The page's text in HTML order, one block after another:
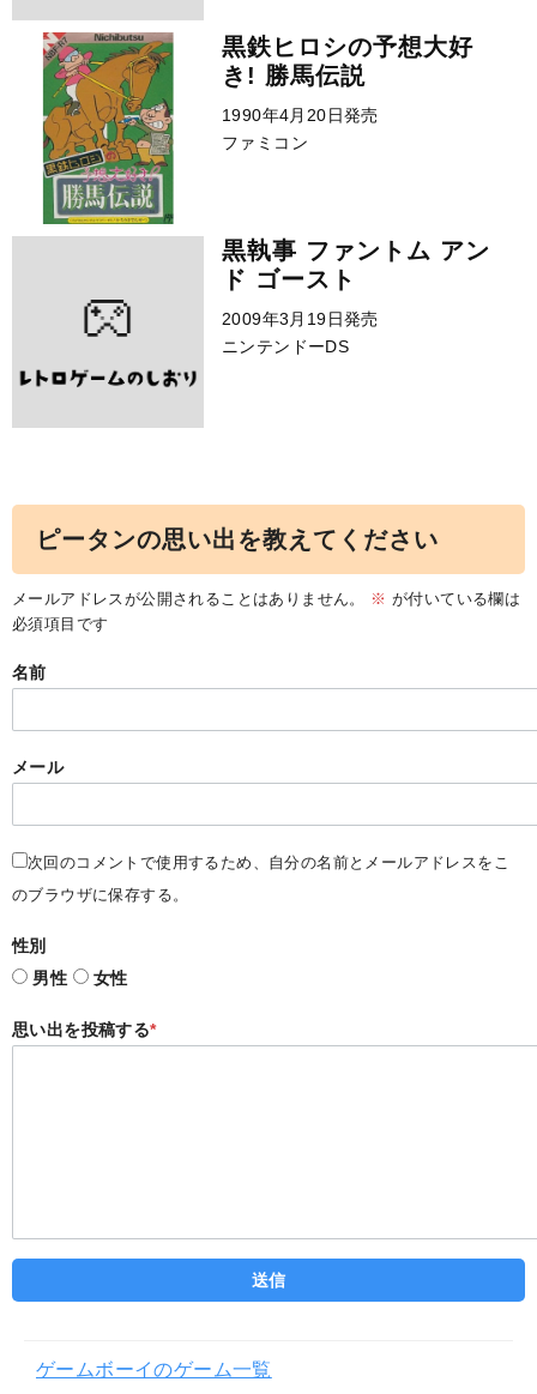
黒鉄ヒロシの予想大好
き! 勝馬伝説
1990年4月20日発売
ファミコン
黒執事 ファントム アン
ド ゴースト
2009年3月19日発売
ニンテンドーDS
ピータンの思い出を教えてください
メールアドレスが公開されることはありません。 ※ が付いている欄は
必須項目です
名前
メール
次回のコメントで使用するため、自分の名前とメールアドレスをこ
のブラウザに保存する。
性別
男性
女性
思い出を投稿する*
ゲームボーイのゲーム一覧